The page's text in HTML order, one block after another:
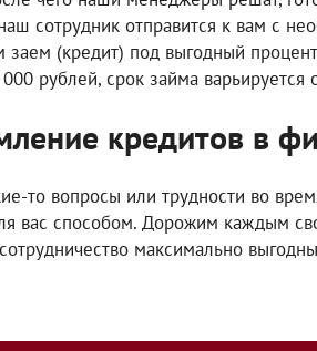
сотрудник отправится к вам с
(кредит) под выгодный
рублей, срок займа варьируется
кредитов в
то вопросы или трудности во
вас способом. Дорожим каждым
максимально